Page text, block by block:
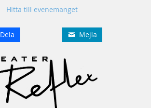
Hitta till evenemanget
Dela Mejla